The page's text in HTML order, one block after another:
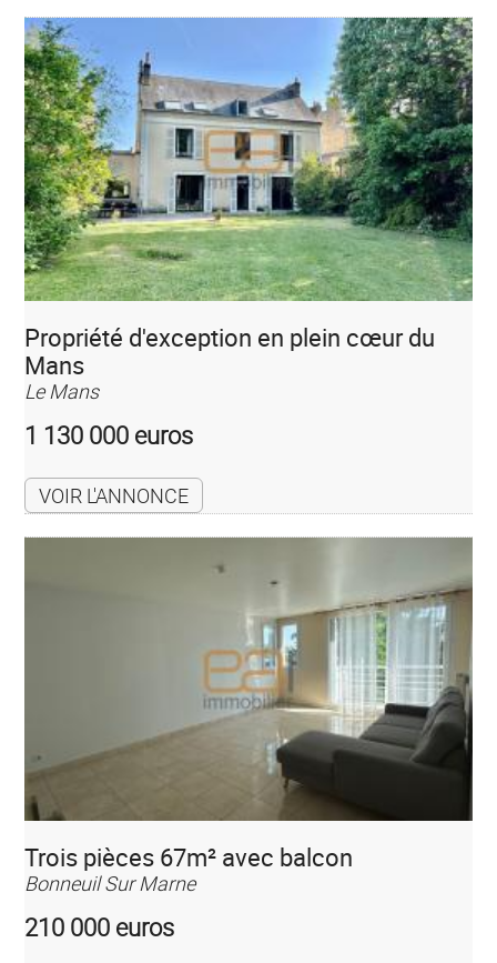
Propriété d'exception en plein cœur du
Mans
Le Mans
1 130 000 euros
VOIR L'ANNONCE
Trois pièces 67m² avec balcon
Bonneuil Sur Marne
210 000 euros